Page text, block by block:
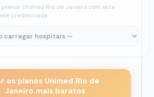
Unimed Rio de Janeiro com este
credenciada.
os planos Unimed Rio de
Janeiro mais baratos